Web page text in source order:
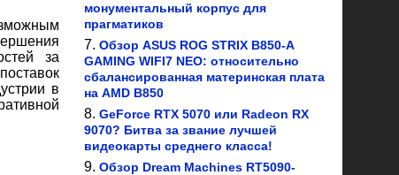
за
в
монументальный корпус для
прагматиков
Обзор ASUS ROG STRIX B850-A
GAMING WIFI7 NEO: относительно
сбалансированная материнская плата
на AMD B850
GeForce RTX 5070 или Radeon RX
9070? Битва за звание лучшей
видеокарты среднего класса!
Обзор Dream Machines RT5090-